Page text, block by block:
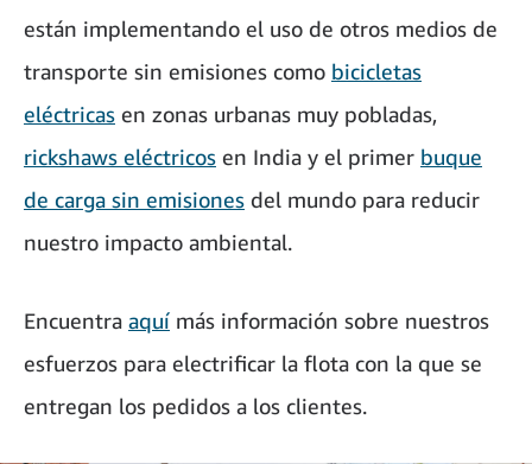
están implementando el uso de otros medios de
transporte sin emisiones como bicicletas
eléctricas en zonas urbanas muy pobladas,
rickshaws eléctricos en India y el primer buque
de carga sin emisiones del mundo para reducir
nuestro impacto ambiental.
Encuentra aquí más información sobre nuestros
esfuerzos para electrificar la flota con la que se
entregan los pedidos a los clientes.